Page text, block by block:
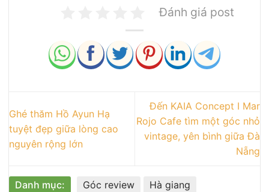
Đánh giá post
Ghé thăm Hồ Ayun Hạ
tuyệt đẹp giữa lòng cao
nguyên rộng lớn
Đến KAIA Concept I Mar
Rojo Cafe tìm một góc nhỏ
vintage, yên bình giữa Đà
Nẵng
Danh mục: Góc review Hà giang